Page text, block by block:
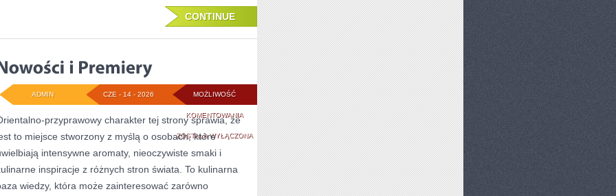
CONTINUE
MOŻLIWOŚĆ
KOMENTOWANIANOWOŚCI
I
PREMIERY
ZOSTAŁA WYŁĄCZONA
CZE - 14 - 2026
ADMIN
przyprawowy charakter tej strony sprawia, że
to miejsce stworzony z myślą o osobach, które
intensywne aromaty, nieoczywiste smaki i
inspiracje z różnych stron świata. To kulinarna
wiedzy, która może zainteresować zarówno